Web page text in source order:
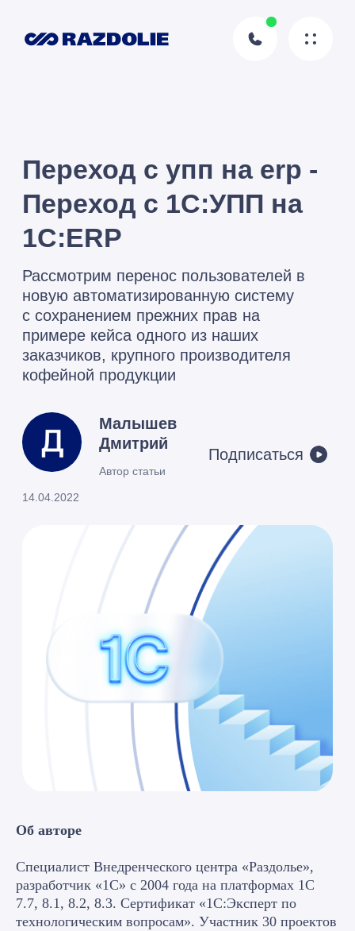
1C:ERP
Рассмотрим перенос пользователей в
новую автоматизированную систему
примере кейса одного из наших
кофейной продукции
14.04.2022
Малышев
Дмитрий
Автор статьи
Подписаться
Об авторе
Специалист Внедренческого центра «Раздолье»,
разработчик «1С» с 2004 года на платформах 1С
7.7, 8.1, 8.2, 8.3. Сертификат «1С:Эксперт по
технологическим вопросам». Участник 30 проектов